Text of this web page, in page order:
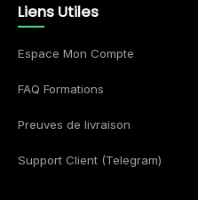
Liens Utiles
Espace Mon Compte
FAQ Formations
Preuves de livraison
Support Client (Telegram)